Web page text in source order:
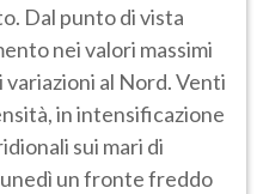
Dal punto di vista
nei valori massimi
variazioni al Nord. Venti
in intensificazione
sui mari di
un fronte freddo